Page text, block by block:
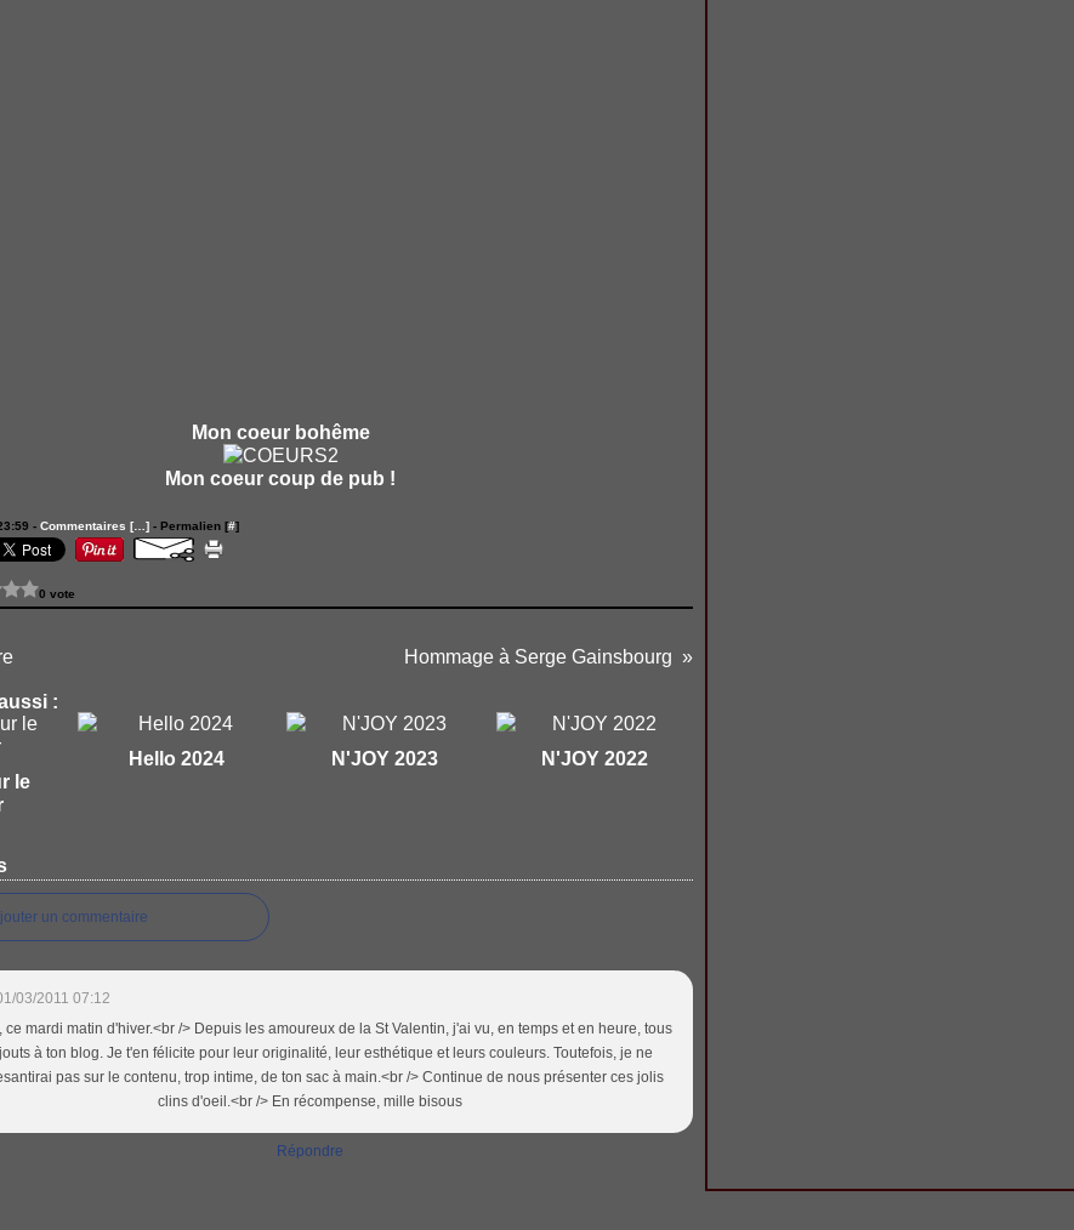
Mon coeur bohême
Mon coeur coup de pub !
- Commentaires [… ]- Permalien [#]
0 vote
Hommage à Serge Gainsbourg
:
le
Hello 2024 N'JOY 2023 N'JOY 2022
un commentaire
03/2011 07:12
ce mardi matin d'hiver.<br /> Depuis les amoureux de la St Valentin, j'ai vu, en temps et en heure, tous
à ton blog. Je t'en félicite pour leur originalité, leur esthétique et leurs couleurs. Toutefois, je ne
pas sur le contenu, trop intime, de ton sac à main.<br /> Continue de nous présenter ces jolis
clins d'oeil.<br /> En récompense, mille bisous
Répondre